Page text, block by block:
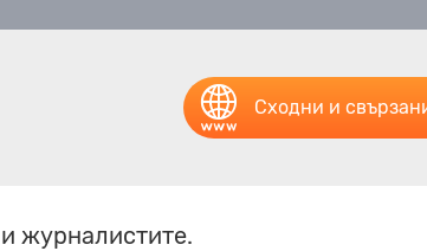
Сходни и
журналистите.